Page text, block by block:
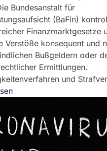
Bundesanstalt für
(BaFin)
Finanzmarktgesetze
Verstöße konsequent und
Bußgeldern oder
Ermittlungen.
und